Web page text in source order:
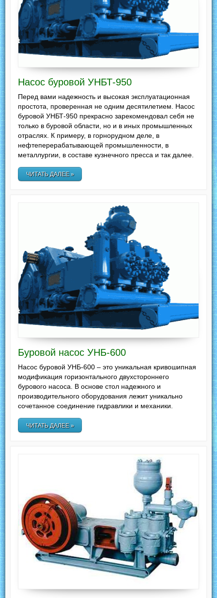
Насос буровой УНБТ-950
Перед вами надежность и высокая эксплуатационная
простота, проверенная не одним десятилетием. Насос
буровой УНБТ-950 прекрасно зарекомендовал себя не
только в буровой области, но и в иных промышленных
отраслях. К примеру, в горнорудном деле, в
нефтеперерабатывающей промышленности, в
металлургии, в составе кузнечного пресса и так далее.
ЧИТАТЬ ДАЛЕЕ »
Буровой насос УНБ-600
Насос буровой УНБ-600 – это уникальная кривошипная
модификация горизонтального двухстороннего
бурового насоса. В основе стол надежного и
производительного оборудования лежит уникально
сочетанное соединение гидравлики и механики.
ЧИТАТЬ ДАЛЕЕ »